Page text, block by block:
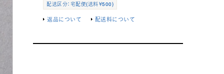
配送区分：宅配便(送料￥500)
返品について 配送料について